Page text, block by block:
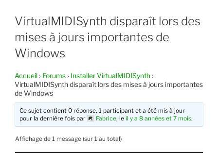
VirtualMIDISynth disparaît lors des
mises à jours importantes de
Windows
Accueil › Forums › Installer VirtualMIDISynth ›
VirtualMIDISynth disparaît lors des mises à jours importantes
de Windows
Ce sujet contient 0 réponse, 1 participant et a été mis à jour
pour la dernière fois par
Fabrice, le il y a 8 années et 7 mois.
Affichage de 1 message (sur 1 au total)